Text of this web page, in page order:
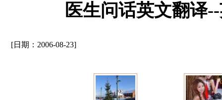
医生问话英文翻译
[日期：2006-08-23]